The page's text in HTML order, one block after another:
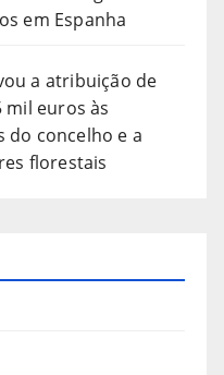
em Espanha
a atribuição de
mil euros às
do concelho e a
florestais